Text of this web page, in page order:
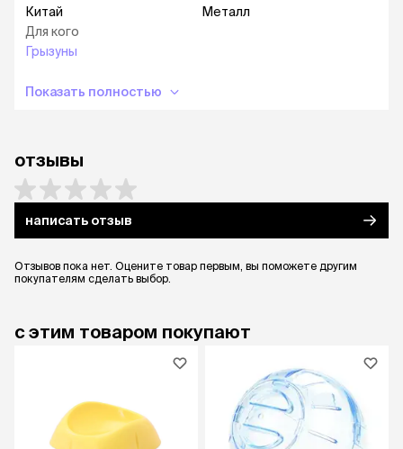
Китай
Для кого
Грызуны
Металл
Показать полностью
отзывы
написать отзыв
Отзывов пока нет. Оцените товар первым, вы поможете другим
покупателям сделать выбор.
с этим товаром покупают